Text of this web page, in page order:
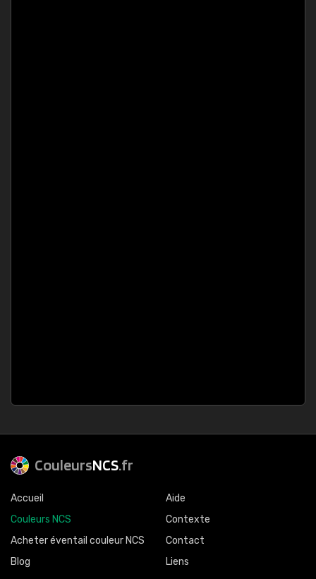
CouleursNCS.fr
Accueil
Couleurs NCS
Acheter éventail couleur NCS
Blog
Aide
Contexte
Contact
Liens